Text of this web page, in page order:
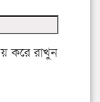
করে রাখুন